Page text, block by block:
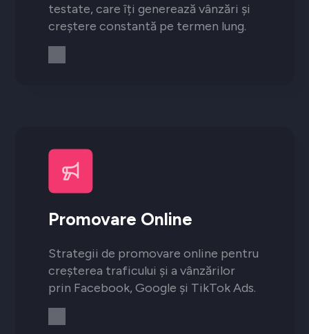
testate, care îți generează vânzări și
creștere constantă pe termen lung.
Promovare Online
Strategii de promovare online pentru
creșterea traficului și a vânzărilor
prin Facebook, Google și TikTok Ads.